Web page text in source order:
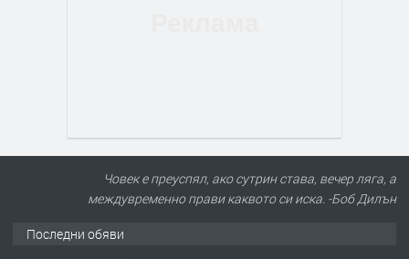
Човек е преуспял, ако сутрин става, вечер ляга, а
междувременно прави каквото си иска. -Боб Дилън
Последни обяви